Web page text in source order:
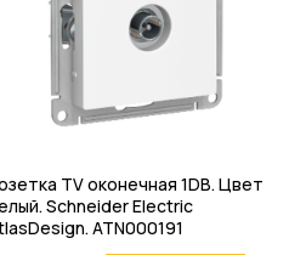
TV оконечная 1DB. Цвет
Schneider Electric
ATN000191